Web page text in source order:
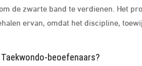
de zwarte band te verdienen. Het
ervan, omdat het discipline,
beoefenaars?